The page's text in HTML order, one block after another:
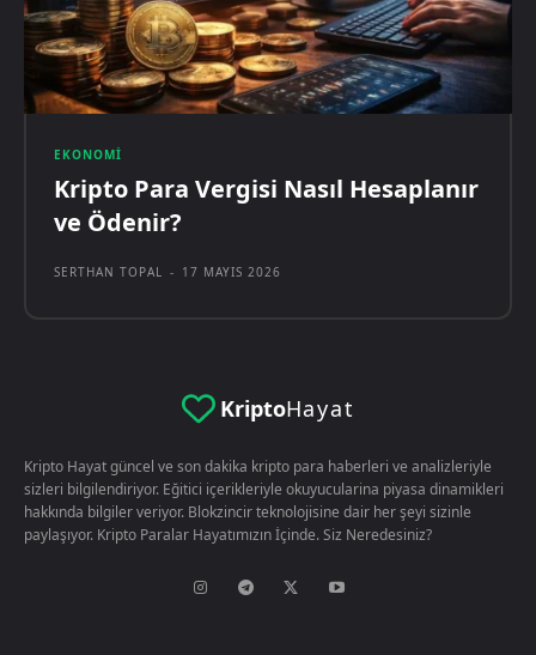
EKONOMI
Kripto Para Vergisi Nasıl Hesaplanır
ve Ödenir?
SERTHAN TOPAL - 17 MAYIS 2026
KriptoHayat
Kripto Hayat güncel ve son dakika kripto para haberleri ve analizleriyle
sizleri bilgilendiriyor. Eğitici içerikleriyle okuyucularina piyasa dinamikleri
hakkında bilgiler veriyor. Blokzincir teknolojisine dair her şeyi sizinle
paylaşıyor. Kripto Paralar Hayatımızın İçinde. Siz Neredesiniz?